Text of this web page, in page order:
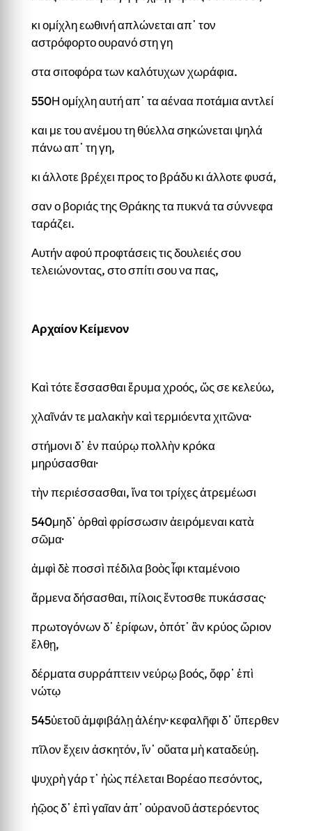
κι ομίχλη εωθινή απλώνεται απ᾽ τον
αστρόφορτο ουρανό στη γη
στα σιτοφόρα των καλότυχων χωράφια.
550Η ομίχλη αυτή απ᾽ τα αέναα ποτάμια αντλεί
και με του ανέμου τη θύελλα σηκώνεται ψηλά
πάνω απ᾽ τη γη,
κι άλλοτε βρέχει προς το βράδυ κι άλλοτε φυσά,
σαν ο βοριάς της Θράκης τα πυκνά τα σύννεφα
ταράζει.
Αυτήν αφού προφτάσεις τις δουλειές σου
τελειώνοντας, στο σπίτι σου να πας,
Αρχαίον Κείμενον
Καὶ τότε ἕσσασθαι ἔρυμα χροός, ὥς σε κελεύω,
χλαῖνάν τε μαλακὴν καὶ τερμιόεντα χιτῶνα·
στήμονι δ᾽ ἐν παύρῳ πολλὴν κρόκα
μηρύσασθαι·
τὴν περιέσσασθαι, ἵνα τοι τρίχες ἀτρεμέωσι
540μηδ᾽ ὀρθαὶ φρίσσωσιν ἀειρόμεναι κατὰ
σῶμα·
ἀμφὶ δὲ ποσσὶ πέδιλα βοὸς ἶφι κταμένοιο
ἄρμενα δήσασθαι, πίλοις ἔντοσθε πυκάσσας·
πρωτογόνων δ᾽ ἐρίφων, ὁπότ᾽ ἂν κρύος ὥριον
ἔλθῃ,
δέρματα συρράπτειν νεύρῳ βοός, ὄφρ᾽ ἐπὶ
νώτῳ
545ὑετοῦ ἀμφιβάλῃ ἀλέην· κεφαλῆφι δ᾽ ὕπερθεν
πῖλον ἔχειν ἀσκητόν, ἵν᾽ οὔατα μὴ καταδεύῃ.
ψυχρὴ γάρ τ᾽ ἠὼς πέλεται Βορέαο πεσόντος,
ἠῷος δ᾽ ἐπὶ γαῖαν ἀπ᾽ οὐρανοῦ ἀστερόεντος